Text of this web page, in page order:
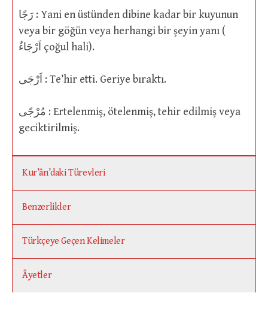
رَجًا : Yani en üstünden dibine kadar bir kuyunun
veya bir göğün veya herhangi bir şeyin yanı (
اَرْجَاءٌ çoğul hali).
اَرْجَى : Te’hir etti. Geriye bıraktı.
مُرْجًى : Ertelenmiş, ötelenmiş, tehir edilmiş veya
geciktirilmiş.
Kur’ân’daki Türevleri
Benzerlikler
Türkçeye Geçen Kelimeler
Âyetler